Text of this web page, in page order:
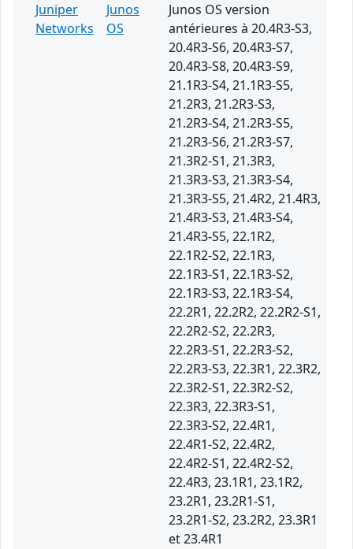
Juniper
Networks
Junos
OS
Junos OS version
antérieures à 20.4R3-S3,
20.4R3-S6, 20.4R3-S7,
20.4R3-S8, 20.4R3-S9,
21.1R3-S4, 21.1R3-S5,
21.2R3, 21.2R3-S3,
21.2R3-S4, 21.2R3-S5,
21.2R3-S6, 21.2R3-S7,
21.3R2-S1, 21.3R3,
21.3R3-S3, 21.3R3-S4,
21.3R3-S5, 21.4R2, 21.4R3,
21.4R3-S3, 21.4R3-S4,
21.4R3-S5, 22.1R2,
22.1R2-S2, 22.1R3,
22.1R3-S1, 22.1R3-S2,
22.1R3-S3, 22.1R3-S4,
22.2R1, 22.2R2, 22.2R2-S1,
22.2R2-S2, 22.2R3,
22.2R3-S1, 22.2R3-S2,
22.2R3-S3, 22.3R1, 22.3R2,
22.3R2-S1, 22.3R2-S2,
22.3R3, 22.3R3-S1,
22.3R3-S2, 22.4R1,
22.4R1-S2, 22.4R2,
22.4R2-S1, 22.4R2-S2,
22.4R3, 23.1R1, 23.1R2,
23.2R1, 23.2R1-S1,
23.2R1-S2, 23.2R2, 23.3R1
et 23.4R1